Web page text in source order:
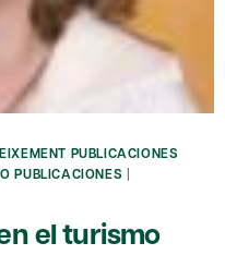
PUBLICACIONES
PUBLICACIONES |
el turismo